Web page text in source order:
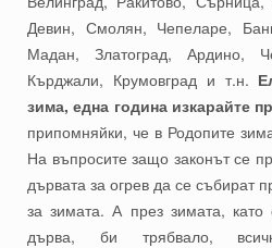
Девин, Смолян, Чепеларе,
Мадан, Златоград, Ардино,
Кърджали, Крумовград и т.н.
зима, една година изкарайте
припомняйки, че в Родопите
На въпросите защо законът се
дървата за огрев да се събират
за зимата. А през зимата, като
дърва, би трябвало,